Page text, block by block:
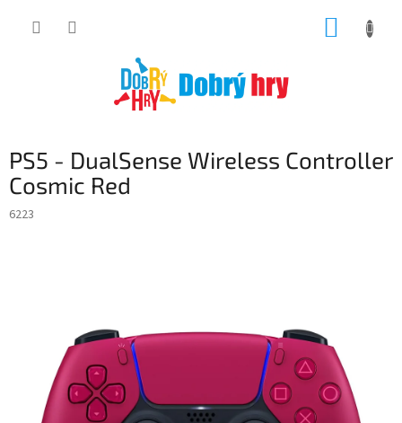
PS5 - DualSense Wireless Controller
Cosmic Red
6223